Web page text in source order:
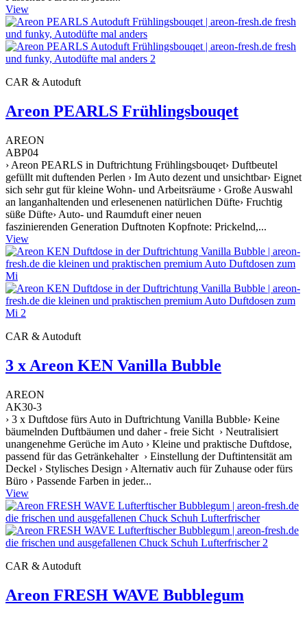
View
CAR & Autoduft
Areon PEARLS Frühlingsbouqet
AREON
ABP04
› Areon PEARLS in Duftrichtung Frühlingsbouqet› Duftbeutel
gefüllt mit duftenden Perlen › Im Auto dezent und unsichtbar› Eignet
sich sehr gut für kleine Wohn- und Arbeitsräume › Große Auswahl
an langanhaltenden und erlesenenen natürlichen Düfte› Fruchtig
süße Düfte› Auto- und Raumduft einer neuen
faszinierenden Generation Duftnoten Kopfnote: Prickelnd,...
View
CAR & Autoduft
3 x Areon KEN Vanilla Bubble
AREON
AK30-3
› 3 x Duftdose fürs Auto in Duftrichtung Vanilla Bubble› Keine
bäumelnden Duftbäumen und daher - freie Sicht › Neutralisiert
unangenehme Gerüche im Auto › Kleine und praktische Duftdose,
passend für das Getränkehalter › Einstellung der Duftintensität am
Deckel › Stylisches Design › Alternativ auch für Zuhause oder fürs
Büro › Passende Farben in jeder...
View
CAR & Autoduft
Areon FRESH WAVE Bubblegum